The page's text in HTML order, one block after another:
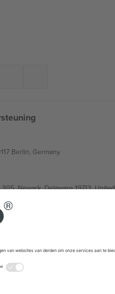
Berlin, Germany
Newark, Delaware 19713,
Totleben 53-55, 1606 Sofia, Bulgaria
Norte, Cuauhtémoc, 06700
en de voorwaarden.,